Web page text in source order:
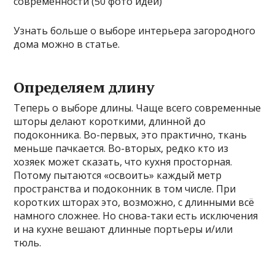
Узнать больше о выборе интерьера загородного
дома можно в статье.
Определяем длину
Теперь о выборе длины. Чаще всего современные
шторы делают короткими, длинной до
подоконника. Во-первых, это практично, ткань
меньше пачкается. Во-вторых, редко кто из
хозяек может сказать, что кухня просторная.
Потому пытаются «освоить» каждый метр
пространства и подоконник в том числе. При
коротких шторах это, возможно, с длинными всё
намного сложнее. Но снова-таки есть исключения
и на кухне вешают длинные портьеры и/или
тюль.